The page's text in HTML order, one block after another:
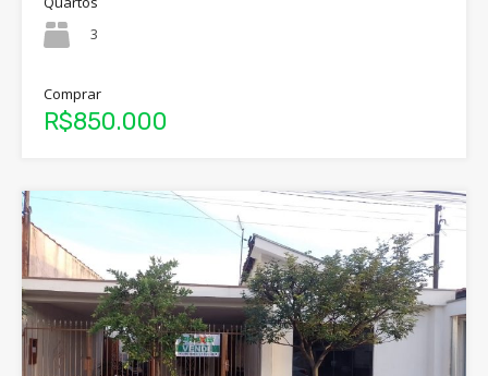
3
Comprar
R$850.000